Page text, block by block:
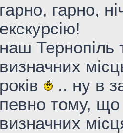
гарно, гарно,
екскурсію!
наш Тернопіль
визначних
років
.. ну в
певно тому, що
визначних